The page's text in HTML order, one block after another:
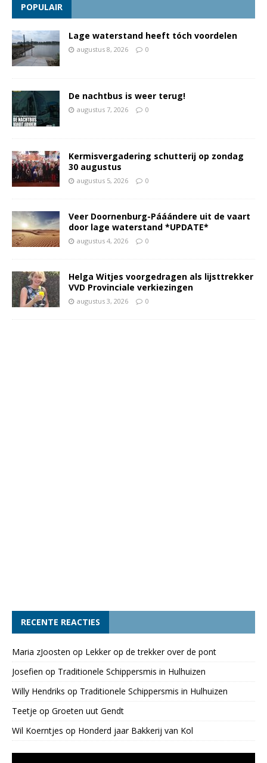
POPULAIR
Lage waterstand heeft tóch voordelen
augustus 8, 2026 0
De nachtbus is weer terug!
augustus 7, 2026 0
Kermisvergadering schutterij op zondag
30 augustus
augustus 5, 2026 0
Veer Doornenburg-Pááándere uit de vaart
door lage waterstand *UPDATE*
augustus 4, 2026 0
Helga Witjes voorgedragen als lijsttrekker
VVD Provinciale verkiezingen
augustus 3, 2026 0
RECENTE REACTIES
Maria zJoosten op Lekker op de trekker over de pont
Josefien op Traditionele Schippersmis in Hulhuizen
Willy Hendriks op Traditionele Schippersmis in Hulhuizen
Teetje op Groeten uut Gendt
Wil Koerntjes op Honderd jaar Bakkerij van Kol